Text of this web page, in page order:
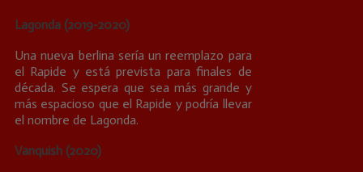
Lagonda (2019-2020)
Una nueva berlina sería un reemplazo para
el Rapide y está prevista para finales de
década. Se espera que sea más grande y
más espacioso que el Rapide y podría llevar
el nombre de Lagonda.
Vanquish (2020)